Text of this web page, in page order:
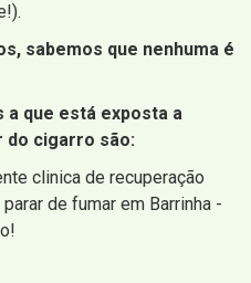
sabemos que nenhuma é
a que está exposta a
do cigarro são:
clinica de recuperação
de fumar em Barrinha -